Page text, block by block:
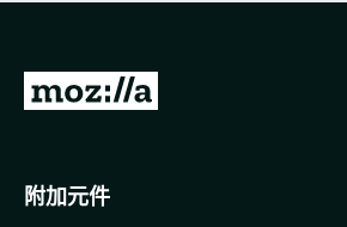
有
前
o
附加元件